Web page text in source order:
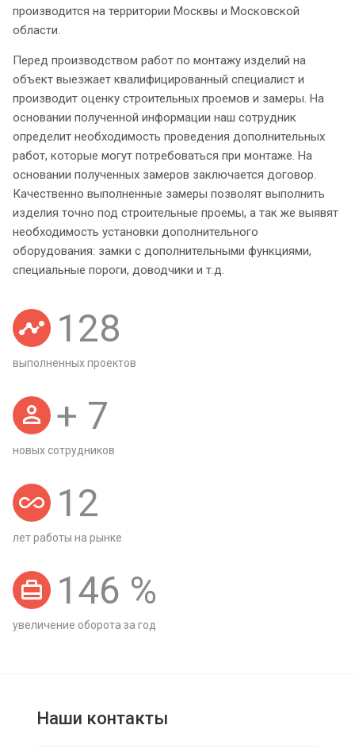
производится на территории Москвы и Московской
области.
Перед производством работ по монтажу изделий на
объект выезжает квалифицированный специалист и
производит оценку строительных проемов и замеры. На
основании полученной информации наш сотрудник
определит необходимость проведения дополнительных
работ, которые могут потребоваться при монтаже. На
основании полученных замеров заключается договор.
Качественно выполненные замеры позволят выполнить
изделия точно под строительные проемы, а так же выявят
необходимость установки дополнительного
оборудования: замки с дополнительными функциями,
специальные пороги, доводчики и т.д.
128
выполненных проектов
+ 7
новых сотрудников
12
лет работы на рынке
146 %
увеличение оборота за год
Наши контакты